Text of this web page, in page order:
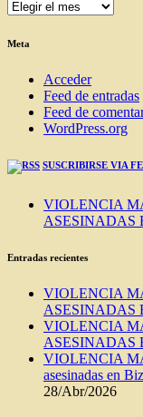
ENTRADAS
BLOG
Meta
Acceder
Feed de entradas
Feed de
WordPress.org
SUSCRIBIRSE VIA
VIOLENCIA
ASESINADAS
Entradas recientes
VIOLENCIA
ASESINADAS
VIOLENCIA
ASESINADAS
VIOLENCIA
asesinadas en
28/Abr/2026